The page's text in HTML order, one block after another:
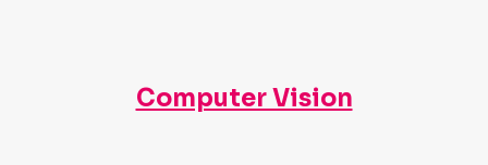
Computer Vision